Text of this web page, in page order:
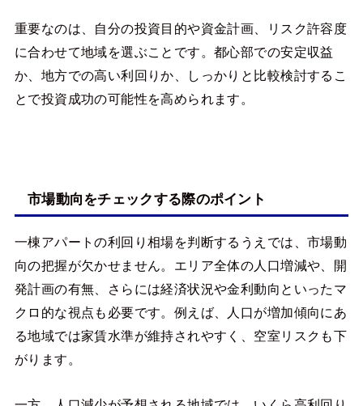
重要なのは、自分の投資目的や資金計画、リスク許容度
に合わせて地域を選ぶことです。都心部での安定収益
か、地方での高い利回りか、しっかりと比較検討するこ
とで投資成功の可能性を高められます。
市場動向をチェックする際のポイント
一棟アパートの利回り相場を判断するうえでは、市場動
向の把握が欠かせません。エリア全体の人口増減や、開
発計画の有無、さらには経済状況や金利動向といったマ
クロ的な視点も必要です。例えば、人口が増加傾向にあ
る地域では家賃水準が維持されやすく、空室リスクも下
がります。